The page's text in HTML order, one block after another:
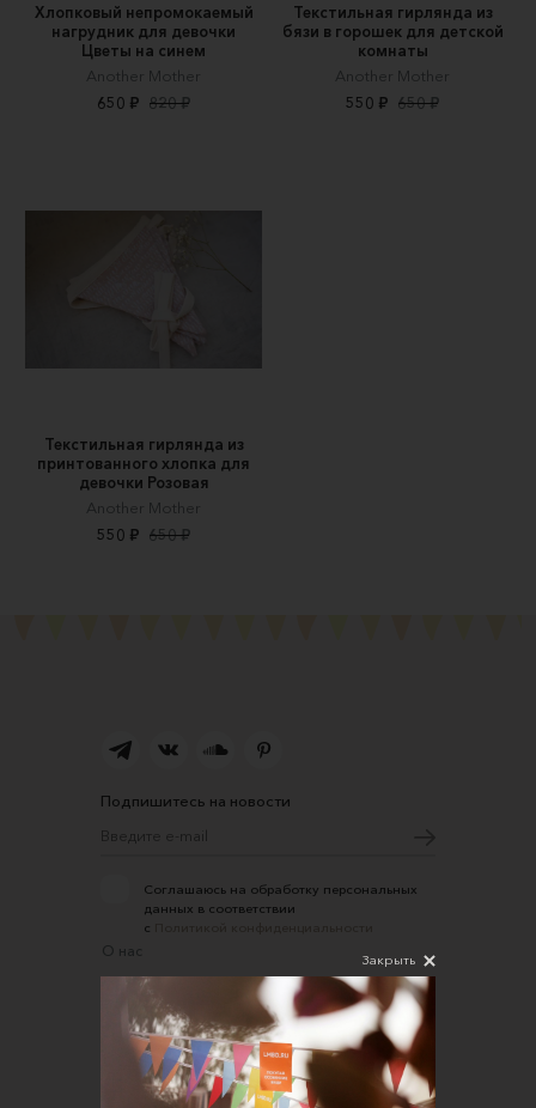
Хлопковый непромокаемый
нагрудник для девочки
Цветы на синем
Another Mother
650 ₽ 820 ₽
Текстильная гирлянда из
бязи в горошек для детской
комнаты
Another Mother
550 ₽ 650 ₽
Текстильная гирлянда из
принтованного хлопка для
девочки Розовая
Another Mother
550 ₽ 650 ₽
Подпишитесь на новости
Соглашаюсь на обработку персональных
данных в соответствии
с
О нас
Открыть магазин
Участие в офлайн-маркете
Требования к фотографиям
Закрыть